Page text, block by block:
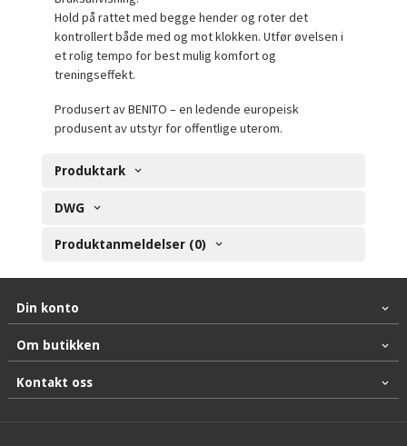
Hold på rattet med begge hender og roter det
kontrollert både med og mot klokken. Utfør øvelsen i
et rolig tempo for best mulig komfort og
treningseffekt.
Produsert av BENITO – en ledende europeisk
produsent av utstyr for offentlige uterom.
Produktark
DWG
Produktanmeldelser (0)
Din konto
Om butikken
Kontakt oss